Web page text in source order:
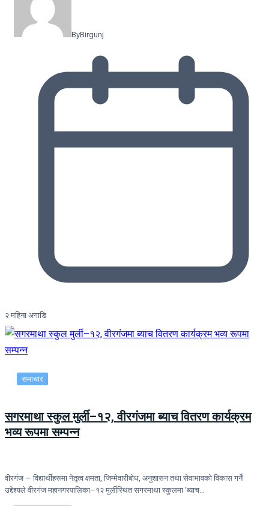
ByBirgunj
२ महिना अगाडि
समाचार
सगरमाथा स्कुल मुर्ली–१२, वीरगंजमा ब्याच वितरण कार्यक्रम
भव्य रूपमा सम्पन्न
वीरगंज — विद्यार्थीहरूमा नेतृत्व क्षमता, जिम्मेवारीबोध, अनुशासन तथा सेवाभावको विकास गर्ने
उद्देश्यले वीरगंज महानगरपालिका–१२ मुर्लीस्थित सगरमाथा स्कुलमा ‘ब्याच…